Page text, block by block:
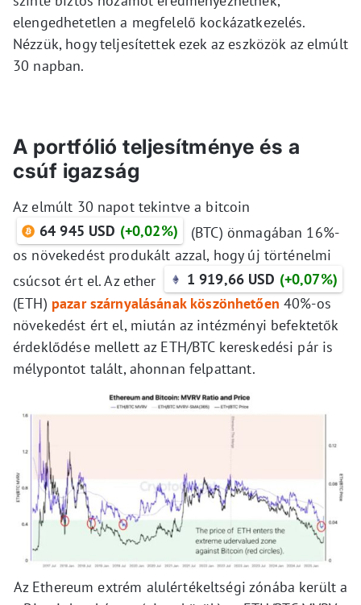
elengedhetetlen a megfelelő kockázatkezelés.
Nézzük, hogy teljesítettek ezek az eszközök az elmúlt
30 napban.
A portfólió teljesítménye és a
csúf igazság
Az elmúlt 30 napot tekintve a bitcoin
64 945 USD (+0,02%)
(BTC) önmagában 16%-
os növekedést produkált azzal, hogy új történelmi
csúcsot ért el. Az ether
1 919,66 USD (+0,07%)
(ETH) pazar szárnyalásának köszönhetően 40%-os
növekedést ért el, miután az intézményi befektetők
érdeklődése mellett az ETH/BTC kereskedési pár is
mélypontot talált, ahonnan felpattant.
Az Ethereum extrém alulértékeltségi zónába került a